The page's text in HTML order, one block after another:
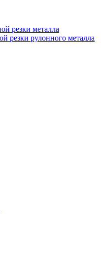
резки металла
резки рулонного металла